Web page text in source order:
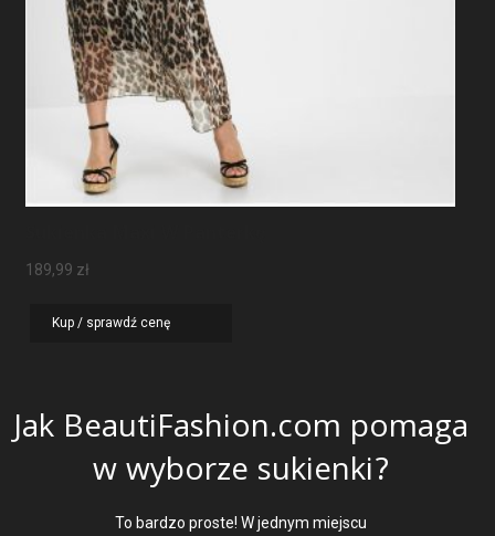
189,99 zł
Kup / sprawdź cenę
Jak BeautiFashion.com pomaga
w wyborze sukienki?
To bardzo proste! W jednym miejscu